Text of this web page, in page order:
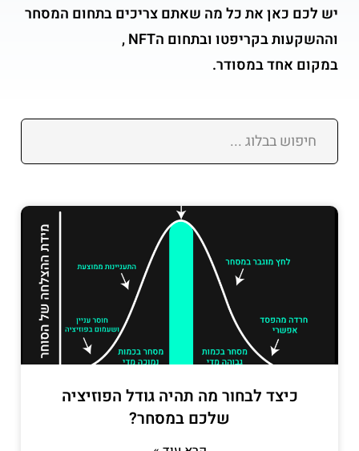
יש לכם כאן את כל מה שאתם צריכים בתחום המסחר
וההשקעות בקריפטו ובתחום הNFT ,
במקום אחד במסודר.
כיצד לבחור מה תהיה גודל הפוזיציה
שלכם במסחר?